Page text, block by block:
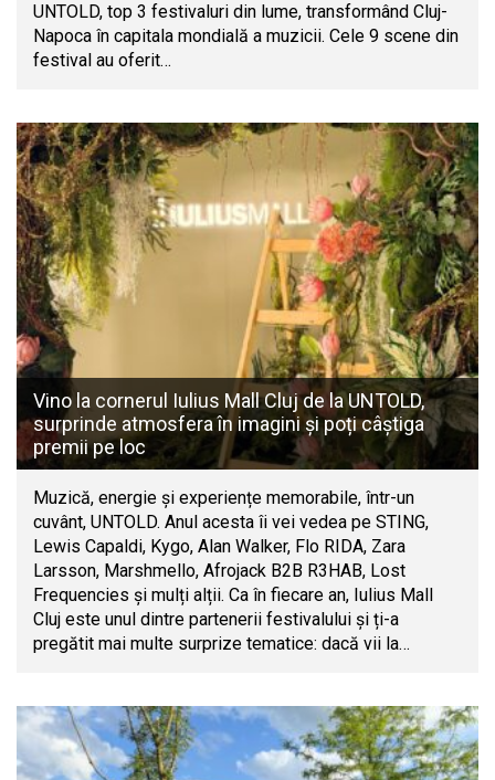
UNTOLD, top 3 festivaluri din lume, transformând Cluj-
Napoca în capitala mondială a muzicii. Cele 9 scene din
festival au oferit…
Vino la cornerul Iulius Mall Cluj de la UNTOLD,
surprinde atmosfera în imagini și poți câștiga
premii pe loc
Muzică, energie și experiențe memorabile, într-un
cuvânt, UNTOLD. Anul acesta îi vei vedea pe STING,
Lewis Capaldi, Kygo, Alan Walker, Flo RIDA, Zara
Larsson, Marshmello, Afrojack B2B R3HAB, Lost
Frequencies și mulți alții. Ca în fiecare an, Iulius Mall
Cluj este unul dintre partenerii festivalului și ți-a
pregătit mai multe surprize tematice: dacă vii la…